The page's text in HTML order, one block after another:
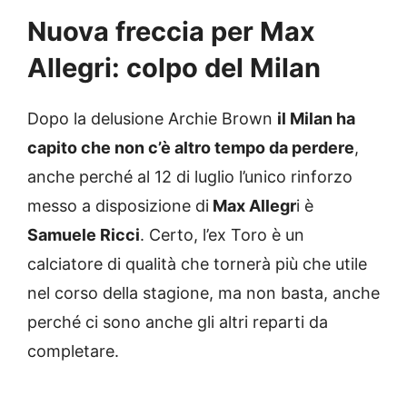
Nuova freccia per Max
Allegri: colpo del Milan
Dopo la delusione Archie Brown il Milan ha
capito che non c’è altro tempo da perdere,
anche perché al 12 di luglio l’unico rinforzo
messo a disposizione di Max Allegri è
Samuele Ricci. Certo, l’ex Toro è un
calciatore di qualità che tornerà più che utile
nel corso della stagione, ma non basta, anche
perché ci sono anche gli altri reparti da
completare.